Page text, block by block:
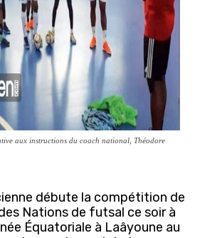
aux instructions du coach national, Théodore
débute la compétition de
Nations de futsal ce soir à
Équatoriale à Laâyoune au